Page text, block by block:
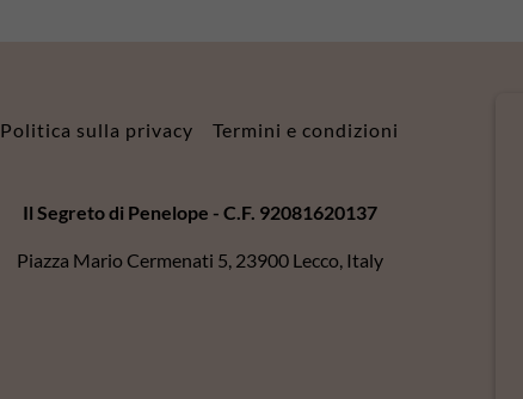
Politica sulla privacy Termini e condizioni
Il Segreto di Penelope - C.F. 92081620137
Piazza Mario Cermenati 5, 23900 Lecco, Italy